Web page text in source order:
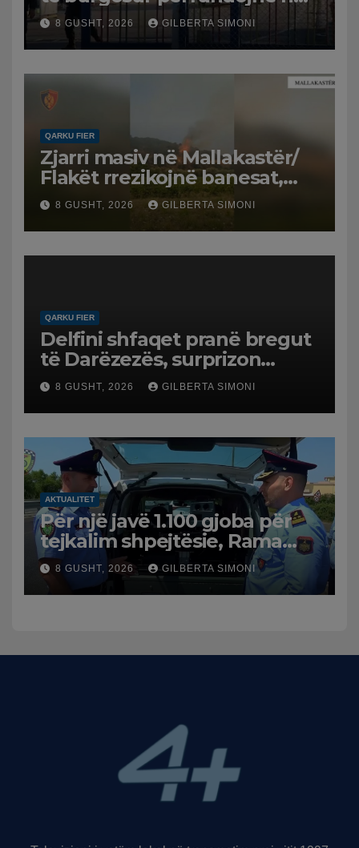
spital
8 GUSHT, 2026 GILBERTA SIMONI
QARKU FIER
Zjarri masiv në Mallakastër/
Flakët rrezikojnë banesat,
Policia evakuon disa familje
në Koilac
8 GUSHT, 2026 GILBERTA SIMONI
QARKU FIER
Delfini shfaqet pranë bregut
të Darëzezës, surprizon
pushuesit dhe banorët
8 GUSHT, 2026 GILBERTA SIMONI
AKTUALITET
Për një javë 1.100 gjoba për
tejkalim shpejtësie, Rama
publikon videon: Kamerat e
trafikut së shpejti në
funksion
8 GUSHT, 2026 GILBERTA SIMONI